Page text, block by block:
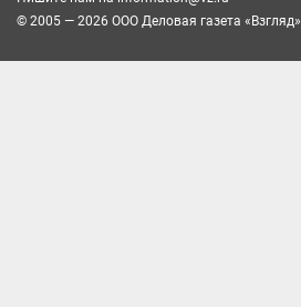
© 2005 — 2026 ООО Деловая газета «Взгляд»